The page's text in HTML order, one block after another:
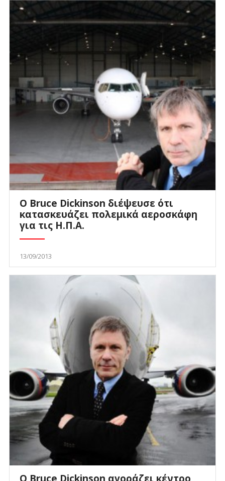
Ο Bruce Dickinson διέψευσε ότι
κατασκευάζει πολεμικά αεροσκάφη
για τις Η.Π.Α.
13/09/2013
O Bruce Dickinson αγοράζει κέντρο